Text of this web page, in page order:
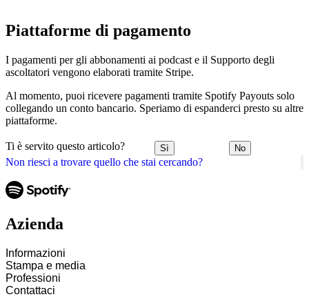
Non riesci a trovare quello che stai cercando?
Piattaforme di pagamento
I pagamenti per gli abbonamenti ai podcast e il Supporto degli
ascoltatori vengono elaborati tramite Stripe.
Al momento, puoi ricevere pagamenti tramite Spotify Payouts solo
collegando un conto bancario. Speriamo di espanderci presto su altre
piattaforme.
Ti è servito questo articolo? Sì No
Azienda
Informazioni
Stampa e media
Professioni
Contattaci